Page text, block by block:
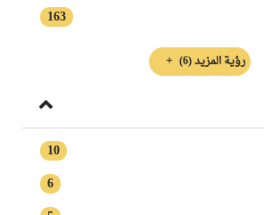
163
رؤية المزيد(6)
10
6